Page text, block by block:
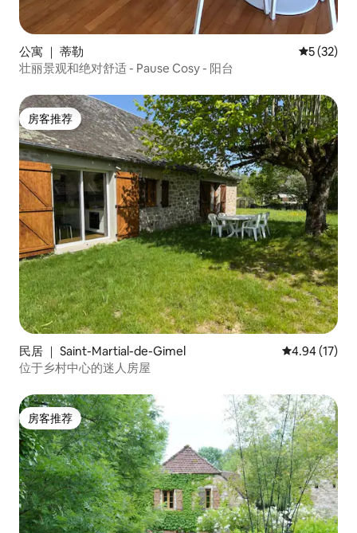
公寓 ｜ 蒂勒 平均评分
5 (32)
壮丽景观和绝对舒适 - Pause Cosy - 阳台
房客推荐
房客推荐
民居 ｜ Saint-Martial-de-Gimel 平均评分
4.94 (17)
位于乡村中心的迷人房屋
房客推荐
房客推荐